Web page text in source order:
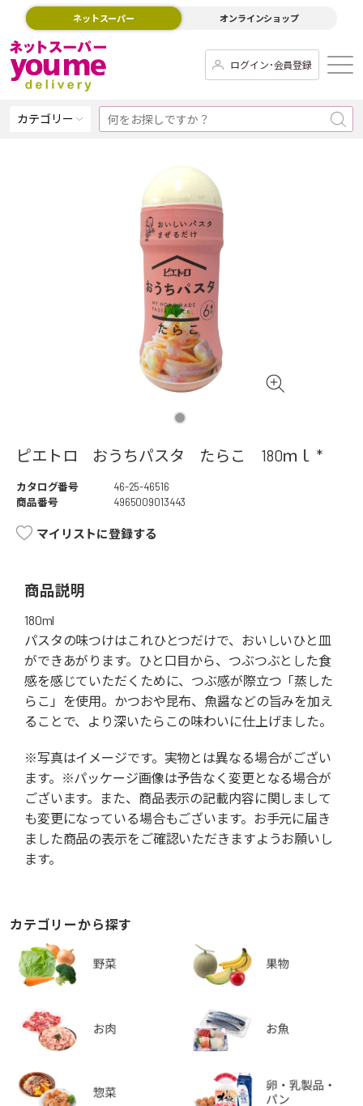
ネットスーパー オンラインショップ
ログイン･会員登録
カテゴリー
ピエトロ おうちパスタ たらこ 180ｍｌ *
カタログ番号
46-25-46516
商品番号
4965009013443
マイリストに登録する
商品説明
180ml
パスタの味つけはこれひとつだけで、おいしいひと皿
ができあがります。ひと口目から、つぶつぶとした食
感を感じていただくために、つぶ感が際立つ「蒸した
らこ」を使用。かつおや昆布、魚醤などの旨みを加え
ることで、より深いたらこの味わいに仕上げました。
※写真はイメージです。実物とは異なる場合がござい
ます。※パッケージ画像は予告なく変更となる場合が
ございます。また、商品表示の記載内容に関しまして
も変更になっている場合もございます。お手元に届き
ました商品の表示をご確認いただきますようお願いし
ます。
カテゴリーから探す